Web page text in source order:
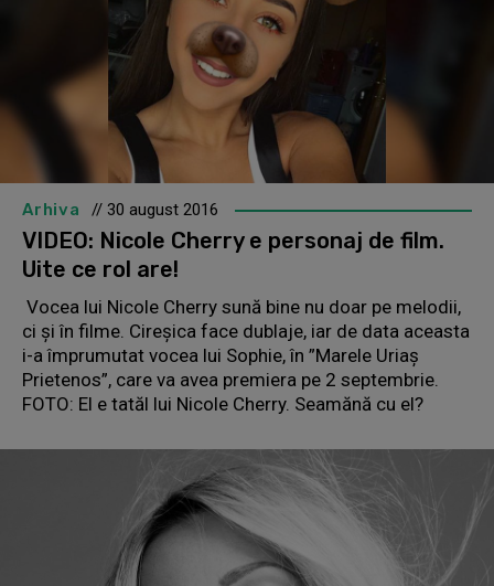
Arhiva // 30 august 2016
VIDEO: Nicole Cherry e personaj de film.
Uite ce rol are!
Vocea lui Nicole Cherry sună bine nu doar pe melodii,
ci și în filme. Cireșica face dublaje, iar de data aceasta
i-a împrumutat vocea lui Sophie, în ”Marele Uriaș
Prietenos”, care va avea premiera pe 2 septembrie.
FOTO: El e tatăl lui Nicole Cherry. Seamănă cu el?